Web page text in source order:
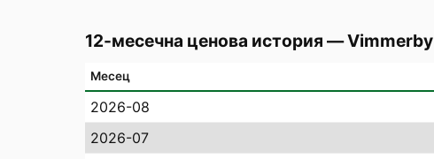
12-месечна ценова история —Vimmerby
Месец
2026-08
2026-07